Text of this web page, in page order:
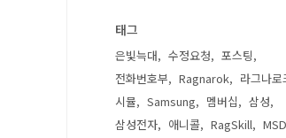
태그
은빛늑대 수정요청
포스팅
전화번호부
Ragnarok
라그나로
시뮬
Samsung 멤버십
삼성
삼성전자
애니콜 RagSkill